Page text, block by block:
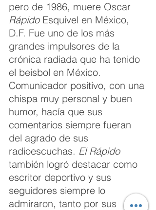
pero de 1986, muere Oscar
Rápido Esquivel en México,
D.F. Fue uno de los más
grandes impulsores de la
crónica radiada que ha tenido
el beisbol en México.
Comunicador positivo, con una
chispa muy personal y buen
humor, hacía que sus
comentarios siempre fueran
del agrado de sus
radioescuchas. El Rápido
también logró destacar como
escritor deportivo y sus
seguidores siempre lo
admiraron, tanto por sus